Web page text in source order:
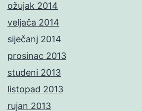
ožujak 2014
veljača 2014
siječanj 2014
prosinac 2013
studeni 2013
listopad 2013
rujan 2013